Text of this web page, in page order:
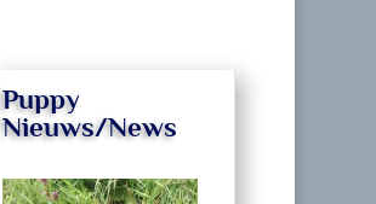
Puppy
Nieuws/News